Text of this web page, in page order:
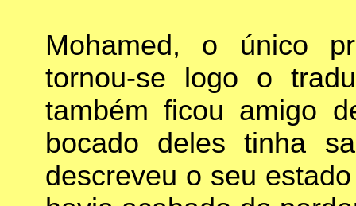
Mohamed, o único
tornou-se logo o
também ficou amigo
bocado deles tinha
descreveu o seu